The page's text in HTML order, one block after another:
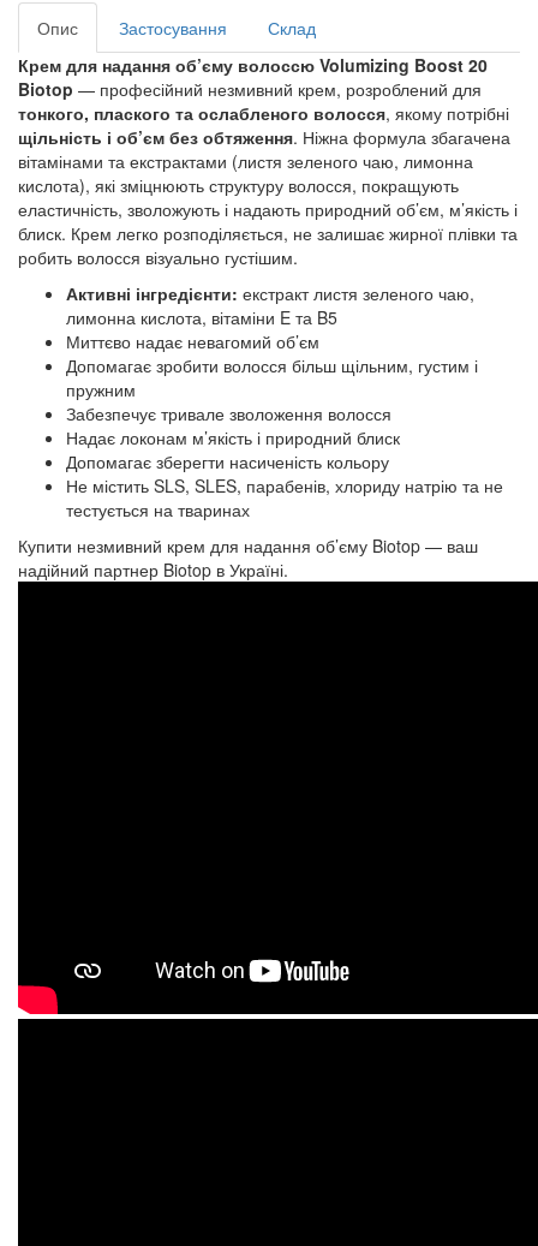
Опис Застосування
Склад
Крем для надання об’єму волоссю Volumizing Boost 20
Biotop — професійний незмивний крем, розроблений для
тонкого, плаского та ослабленого волосся, якому потрібні
щільність і об’єм без обтяження. Ніжна формула збагачена
вітамінами та екстрактами (листя зеленого чаю, лимонна
кислота), які зміцнюють структуру волосся, покращують
еластичність, зволожують і надають природний об’єм, м’якість і
блиск. Крем легко розподіляється, не залишає жирної плівки та
робить волосся візуально густішим.
Активні інгредієнти: екстракт листя зеленого чаю,
лимонна кислота, вітаміни E та B5
Миттєво надає невагомий об’єм
Допомагає зробити волосся більш щільним, густим і
пружним
Забезпечує тривале зволоження волосся
Надає локонам м’якість і природний блиск
Допомагає зберегти насиченість кольору
Не містить SLS, SLES, парабенів, хлориду натрію та не
тестується на тваринах
Купити незмивний крем для надання об’єму Biotop — ваш
надійний партнер Biotop в Україні.